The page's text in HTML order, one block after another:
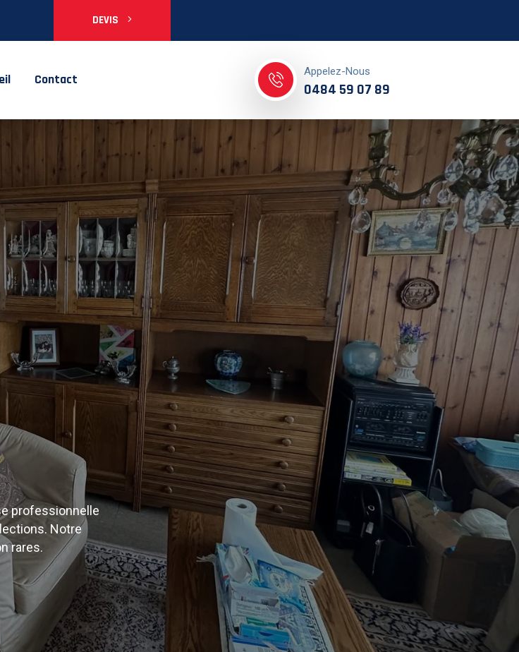
DEVIS
Contact Appelez-Nous
0484 59 07 89
professionnelle
Notre
rares.
tableaux,
d'une